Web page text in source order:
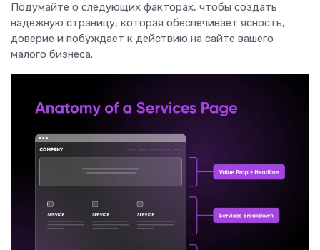
Подумайте о следующих факторах, чтобы создать
надежную страницу, которая обеспечивает ясность,
доверие и побуждает к действию на сайте вашего
малого бизнеса.